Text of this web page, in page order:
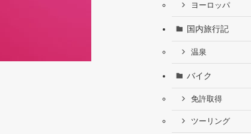
ヨーロッパ
国内旅行記
温泉
バイク
免許取得
ツーリング